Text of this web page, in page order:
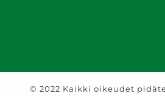
© 2022 Kaikki oikeudet